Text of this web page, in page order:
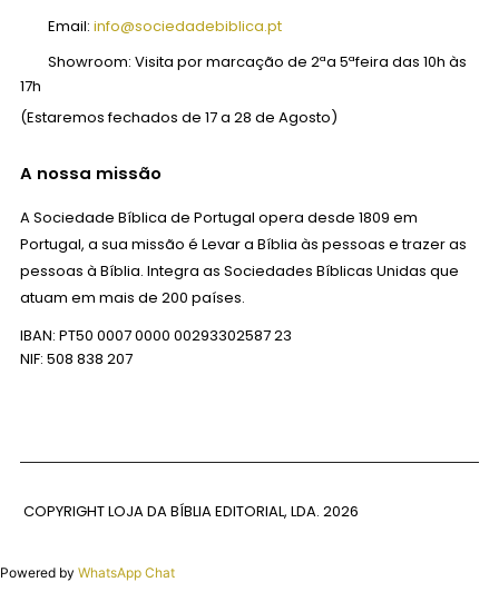
Email: info@sociedadebiblica.pt
Showroom: Visita por marcação de 2ªa 5ªfeira das 10h às
17h
(Estaremos fechados de 17 a 28 de Agosto)
A nossa missão
A Sociedade Bíblica de Portugal opera desde 1809 em
Portugal, a sua missão é Levar a Bíblia às pessoas e trazer as
pessoas à Bíblia. Integra as Sociedades Bíblicas Unidas que
atuam em mais de 200 países.
IBAN: PT50 0007 0000 00293302587 23
NIF: 508 838 207
COPYRIGHT LOJA DA BÍBLIA EDITORIAL, LDA. 2026
Powered by WhatsApp Chat